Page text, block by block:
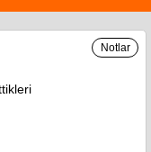
Notlar